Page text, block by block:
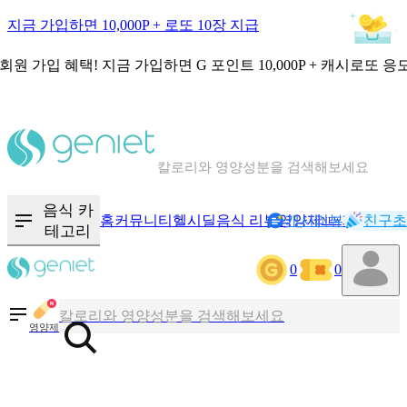
지금 가입하면 10,000P + 로또 10장 지급
원 가입 혜택! 지금 가입하면 G 포인트 10,000P + 캐시로또 응
혈당 · 다이어트 음식 검색해보세요
음식 카
테고리
홈커뮤니티 헬시딜음식 리뷰영양제NEW기록
캐시리뷰 친구
0 0
영양제
칼로리와 영양성분을 검색해보세요
혈당 · 다이어트 음식 검색해보세요
음식 · 영양제 리뷰를 찾아보세요